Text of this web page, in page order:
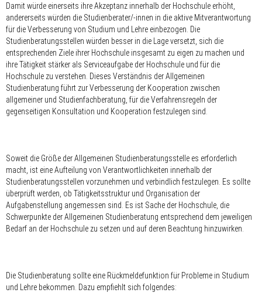
Damit würde einerseits ihre Akzeptanz innerhalb der Hochschule erhöht,
andererseits würden die Studienberater/-innen in die aktive Mitverantwortung
für die Verbesserung von Studium und Lehre einbezogen. Die
Studienberatungsstellen würden besser in die Lage versetzt, sich die
entsprechenden Ziele ihrer Hochschule insgesamt zu eigen zu machen und
ihre Tätigkeit stärker als Serviceaufgabe der Hochschule und für die
Hochschule zu verstehen. Dieses Verständnis der Allgemeinen
Studienberatung führt zur Verbesserung der Kooperation zwischen
allgemeiner und Studienfachberatung, für die Verfahrensregeln der
gegenseitigen Konsultation und Kooperation festzulegen sind.
Soweit die Größe der Allgemeinen Studienberatungsstelle es erforderlich
macht, ist eine Aufteilung von Verantwortlichkeiten innerhalb der
Studienberatungsstellen vorzunehmen und verbindlich festzulegen. Es sollte
überprüft werden, ob Tätigkeitsstruktur und Organisation der
Aufgabenstellung angemessen sind. Es ist Sache der Hochschule, die
Schwerpunkte der Allgemeinen Studienberatung entsprechend dem jeweiligen
Bedarf an der Hochschule zu setzen und auf deren Beachtung hinzuwirken.
Die Studienberatung sollte eine Rückmeldefunktion für Probleme in Studium
und Lehre bekommen. Dazu empfiehlt sich folgendes: